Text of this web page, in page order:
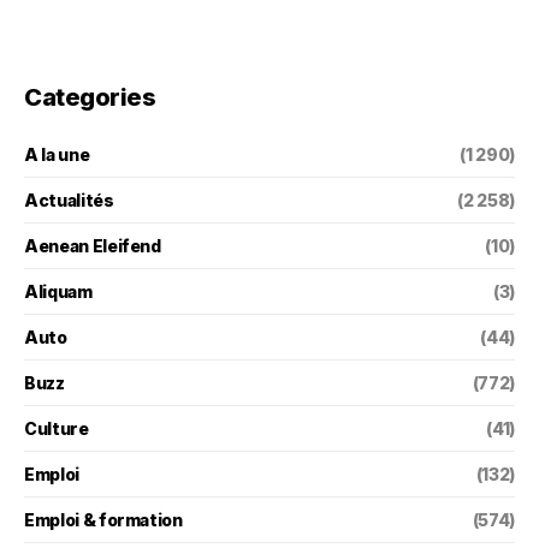
Categories
A la une (1 290)
Actualités (2 258)
Aenean Eleifend (10)
Aliquam (3)
Auto (44)
Buzz (772)
Culture (41)
Emploi (132)
Emploi & formation (574)